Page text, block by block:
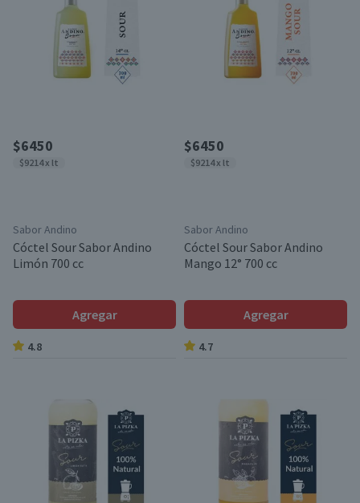
$6450
$9214 x lt
Sabor Andino
Cóctel Sour Sabor Andino
Limón 700 cc
Agregar
4.8
$6450
$9214 x lt
Sabor Andino
Cóctel Sour Sabor Andino
Mango 12° 700 cc
Agregar
4.7